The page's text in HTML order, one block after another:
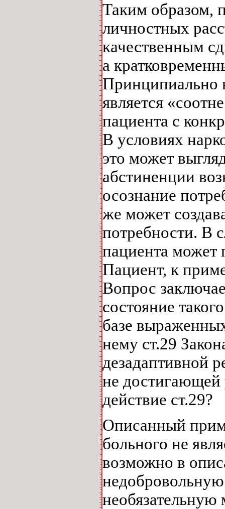
Таким образом,
личностных
качественным
а
Принципиально
является
пациента с
В условиях
это может
абстиненции
осознание
же может
потребности. В
пациента может
Пациент, к
Вопрос
состояние
базе
нему ст.29
дезадаптивной
не достигающей
действие ст.29?
Описанный
больного не
возможно в
необязательную